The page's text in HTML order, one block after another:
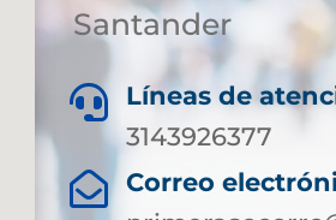
Santander

Líneas de
3143926377

Correo